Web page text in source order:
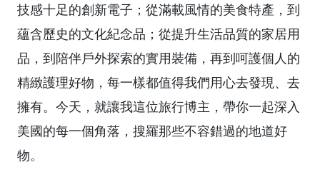
技感十足的創新電子；從滿載風情的美食特產，到
蘊含歷史的文化紀念品；從提升生活品質的家居用
品，到陪伴戶外探索的實用裝備，再到呵護個人的
精緻護理好物，每一樣都值得我們用心去發現、去
擁有。今天，就讓我這位旅行博主，帶你一起深入
美國的每一個角落，搜羅那些不容錯過的地道好
物。